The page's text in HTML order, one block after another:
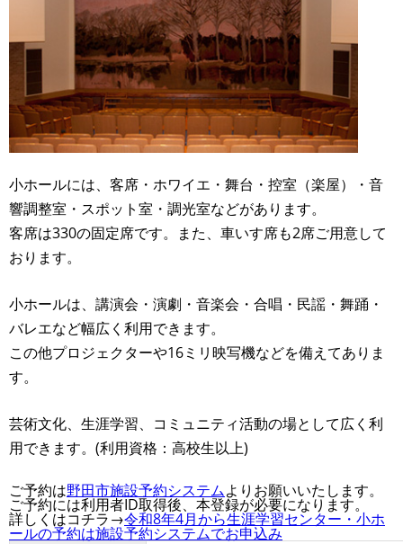
小ホールには、客席・ホワイエ・舞台・控室（楽屋）・音
響調整室・スポット室・調光室などがあります。
客席は330の固定席です。また、車いす席も2席ご用意して
おります。
小ホールは、講演会・演劇・音楽会・合唱・民謡・舞踊・
バレエなど幅広く利用できます。
この他プロジェクターや16ミリ映写機などを備えてありま
す。
芸術文化、生涯学習、コミュニティ活動の場として広く利
用できます。(利用資格：高校生以上)
ご予約は野田市施設予約システムよりお願いいたします。
ご予約には利用者ID取得後、本登録が必要になります。
詳しくはコチラ→令和8年4月から生涯学習センター・小ホ
ールの予約は施設予約システムでお申込み